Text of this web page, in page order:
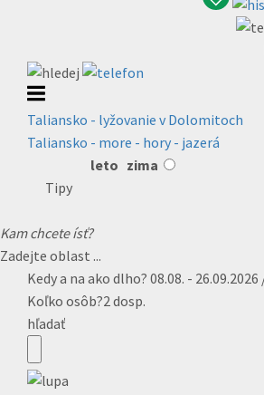
Taliansko - lyžovanie v Dolomitoch
Taliansko - more - hory - jazerá
leto zima
Tipy
Kam chcete ísť?
Zadejte oblast ...
Kedy a na ako dlho? 08.08. -
Koľko osôb?2 dosp.
hľadať